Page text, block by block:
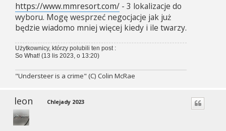
t
https://www.mmresort.com/ - 3 lokalizacje do
wyboru. Mogę wesprzeć negocjacje jak już
będzie wiadomo mniej więcej kiedy i ile twarzy.
Użytkownicy, którzy polubili ten post :
So What! (13 lis 2023, o 13:20)
"Understeer is a crime" (C) Colin McRae
leon Chlejady 2023